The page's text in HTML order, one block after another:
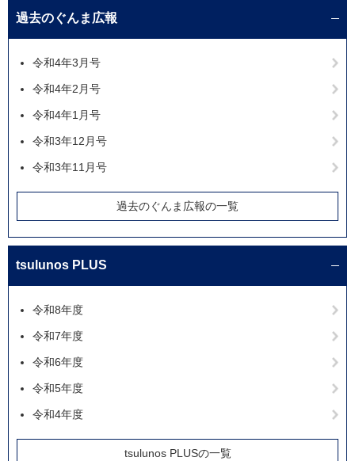
過去のぐんま広報
令和4年3月号
令和4年2月号
令和4年1月号
令和3年12月号
令和3年11月号
過去のぐんま広報の一覧
tsulunos PLUS
令和8年度
令和7年度
令和6年度
令和5年度
令和4年度
tsulunos PLUSの一覧